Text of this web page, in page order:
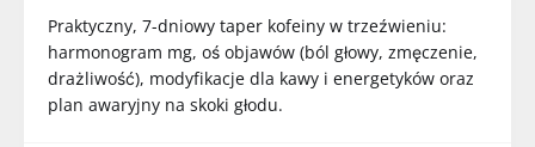
Praktyczny, 7-dniowy taper kofeiny w trzeźwieniu:
harmonogram mg, oś objawów (ból głowy, zmęczenie,
drażliwość), modyfikacje dla kawy i energetyków oraz
plan awaryjny na skoki głodu.